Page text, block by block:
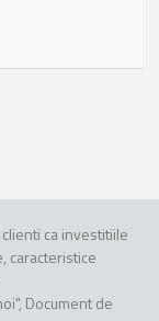
ca investitiile
caracteristice
Document de